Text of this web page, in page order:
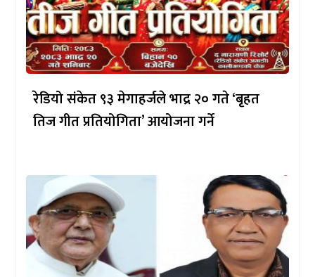
रेडियो संकेत ९३ मेगाहर्जले भाद्र २० गते ‘बृहत
तिज गीत प्रतियोगिता’ आयोजना गर्ने